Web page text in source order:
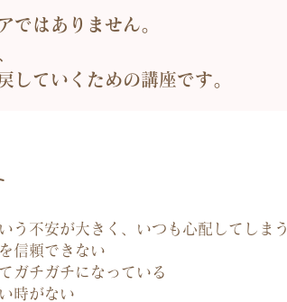
ではありません。
していくための講座です。
う不安が大きく、いつも心配してしまう
信頼できない
ガチガチになっている
時がない